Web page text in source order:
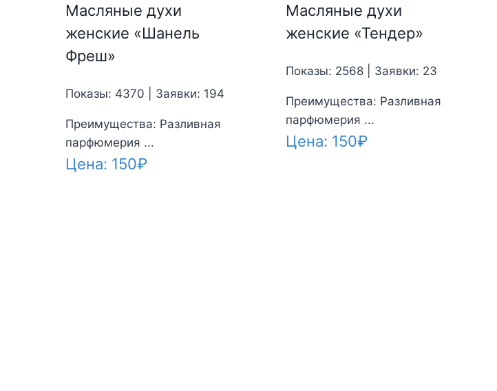
Масляные духи
женские «Шанель
Фреш»
Показы: 4370 | Заявки: 194
Преимущества: Разливная
парфюмерия ...
Цена: 150₽
Масляные духи
женские «Тендер»
Показы: 2568 | Заявки: 23
Преимущества: Разливная
парфюмерия ...
Цена: 150₽